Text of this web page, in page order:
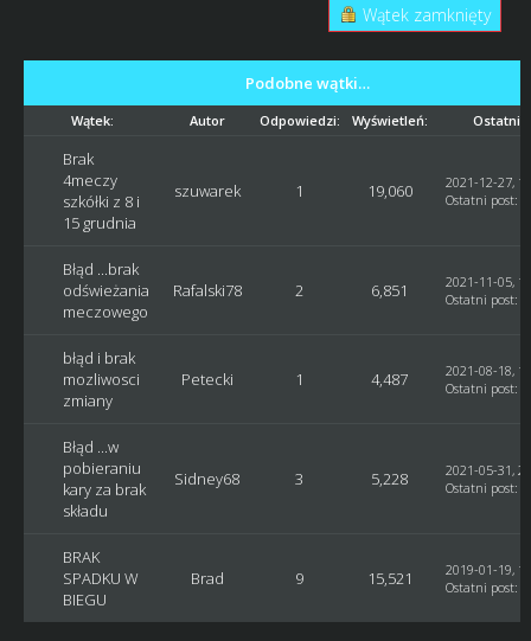
Wątek zamknięty
Podobne wątki…
Wątek: Autor Odpowiedzi: Wyświetleń: Ostatni
Brak
4meczy
szkółki z 8 i
15 grudnia
szuwarek 1 19,060
2021-12-27,
Ostatni post:
Błąd ...brak
odświeżania
meczowego
Rafalski78 2 6,851
2021-11-05,
Ostatni post:
błąd i brak
mozliwosci
zmiany
Petecki 1 4,487
2021-08-18,
Ostatni post:
Błąd ...w
pobieraniu
kary za brak
składu
Sidney68 3 5,228
2021-05-31,
Ostatni post:
BRAK
SPADKU W
BIEGU
Brad 9 15,521
2019-01-19,
Ostatni post: